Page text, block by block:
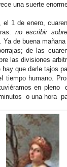
una suerte
1 de enero,
no escribir
Ya de buena
de las
las divisiones
que darle tajos
tiempo humano.
en pleno
o una hora